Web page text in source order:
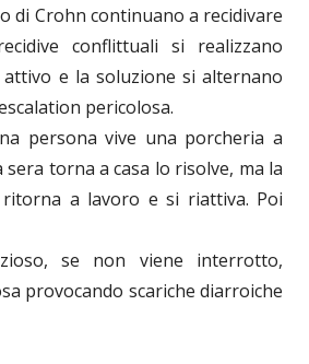
di Crohn continuano a recidivare
conflittuali si realizzano
e la soluzione si alternano
pericolosa.
persona vive una porcheria a
torna a casa lo risolve, ma la
a lavoro e si riattiva. Poi
se non viene interrotto,
provocando scariche diarroiche